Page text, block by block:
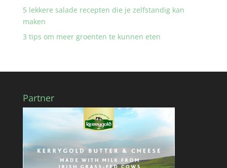
5 lekkere salade recepten die je zelfstandig kan
maken
3 tips om meer groenten te kunnen eten
Partner